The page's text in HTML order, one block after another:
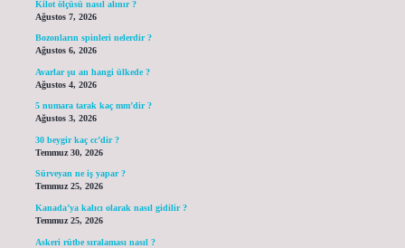
Kilot ölçüsü nasıl alınır ?
Ağustos 7, 2026
Bozonların spinleri nelerdir ?
Ağustos 6, 2026
Avarlar şu an hangi ülkede ?
Ağustos 4, 2026
5 numara tarak kaç mm’dir ?
Ağustos 3, 2026
30 beygir kaç cc’dir ?
Temmuz 30, 2026
Sürveyan ne iş yapar ?
Temmuz 25, 2026
Kanada’ya kalıcı olarak nasıl gidilir ?
Temmuz 25, 2026
Askeri rütbe sıralaması nasıl ?